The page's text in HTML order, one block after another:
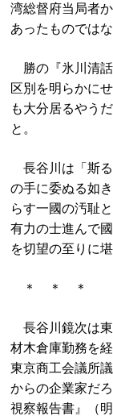
湾総督府当局者
あったものではな
勝の『氷川清
区別を明らかに
も大分居るやう
と。
長谷川は「斯る
の手に委ぬる如
らす一國の汚耻
有力の士進んで
を切望の至りに
＊ ＊ ＊
長谷川鏡次は
材木倉庫勤務を
東京商工会議所
からの企業家だ
視察報告書』（